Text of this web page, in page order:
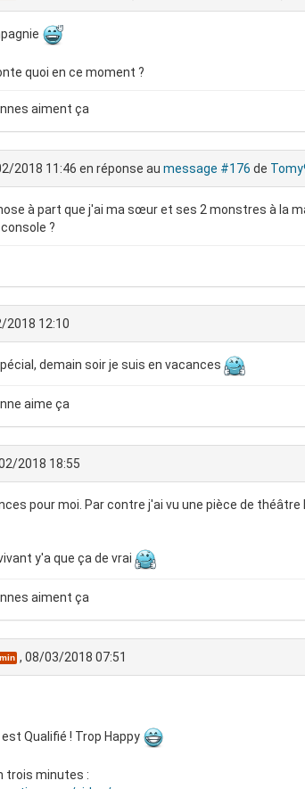
quoi en ce moment ?
aiment ça
2018 11:46 en réponse au message #176 de
à part que j'ai ma sœur et ses 2 monstres à la
?
2018 12:10
demain soir je suis en vacances
aime ça
2018 18:55
pour moi. Par contre j'ai vu une pièce de théâtre
y'a que ça de vrai
aiment ça
, 08/03/2018 07:51
Qualifié ! Trop Happy
trois minutes :